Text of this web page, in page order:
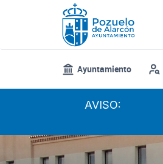
Ayuntamiento
AVISO: